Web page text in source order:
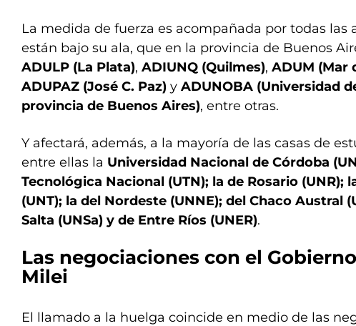
La medida de fuerza es acompañada por todas las
están bajo su ala, que en la provincia de Buenos
ADULP (La Plata), ADIUNQ (Quilmes), ADUM (Mar
ADUPAZ (José C. Paz) y ADUNOBA (Universidad
provincia de Buenos Aires), entre otras.
Y afectará, además, a la mayoría de las casas de
entre ellas la Universidad Nacional de Córdoba
Tecnológica Nacional (UTN); la de Rosario (UNR);
(UNT); la del Nordeste (UNNE); del Chaco Austral
Salta (UNSa) y de Entre Ríos (UNER).
Las negociaciones con el
Milei
El llamado a la huelga coincide en medio de las